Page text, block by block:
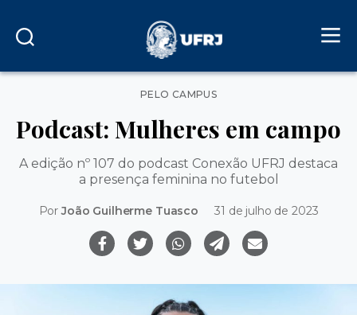
Categorias
PELO CAMPUS
Podcast: Mulheres em campo
A edição nº 107 do podcast Conexão UFRJ destaca
a presença feminina no futebol
PorJoão Guilherme Tuasco 31 de julho de 2023